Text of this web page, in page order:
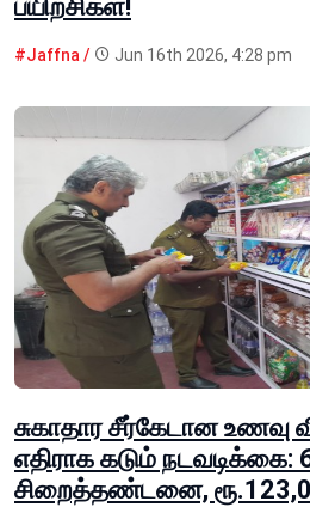
பயிற்சிகள்!
#Jaffna / Jun 16th 2026, 4:28 pm
சுகாதார சீர்கேடான உணவு
எதிராக கடும் நடவடிக்கை:
சிறைத்தண்டனை,